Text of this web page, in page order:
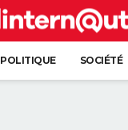
POLITIQUE SOCIÉTÉ